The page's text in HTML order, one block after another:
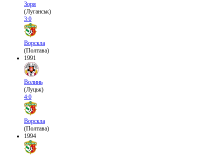
Зоря
(Луганськ)
3:0
Ворскла
(Полтава)
1991
Волинь
(Луцьк)
4:0
Ворскла
(Полтава)
1994